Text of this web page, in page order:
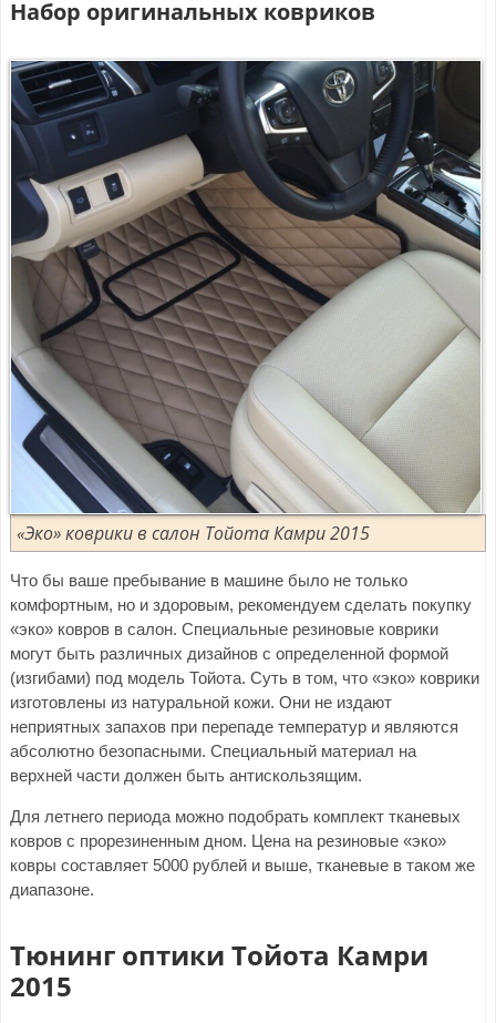
Набор оригинальных ковриков
«Эко» коврики в салон Тойота Камри 2015
Что бы ваше пребывание в машине было не только
комфортным, но и здоровым, рекомендуем сделать покупку
«эко» ковров в салон. Специальные резиновые коврики
могут быть различных дизайнов с определенной формой
(изгибами) под модель Тойота. Суть в том, что «эко» коврики
изготовлены из натуральной кожи. Они не издают
неприятных запахов при перепаде температур и являются
абсолютно безопасными. Специальный материал на
верхней части должен быть антискользящим.
Для летнего периода можно подобрать комплект тканевых
ковров с прорезиненным дном. Цена на резиновые «эко»
ковры составляет 5000 рублей и выше, тканевые в таком же
диапазоне.
Тюнинг оптики Тойота Камри
2015